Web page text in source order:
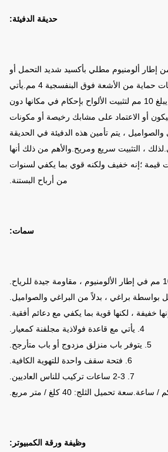
حديقة الدفيئة:
إطار ألومنيوم مطلي بأكسيد شديد التحمل أو
متين وألواح بولي كربونات حماية من الأشعة فوق البنفسجية 4 مم.يأتي
الهيكل بعمق قناة يبلغ 10 مم لتثبيت الألواح بإحكام في مكانها دون
أو الاعتماد على مشابك رخيصة أو مكونات
والصواميل ، يتم تأمين هذه الدفيئة في الحديقة
، التثبيت سريع ومريح.والأهم من ذلك أنها
قيمة ؛إنه خفيف ولكنه قوي بما يكفي لسنوات
من أرباح البستنة.
سمات:
4. يأتي مع قاعدة فولاذية مجلفنة كمعيار.
5. يتوفر باب منزلق مزدوج أو باب متأرجح.
6. فتحة سقف واحدة للتهوية الكافية.
7. 2-3 ساعات تركيب للناس العاديين.
وظيفة ورقة الكمبيوتر: